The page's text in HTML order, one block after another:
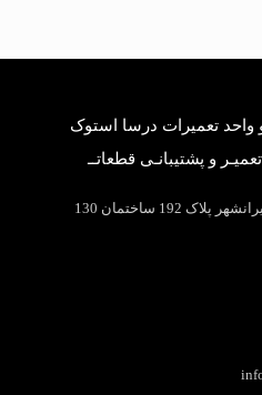
واحد تعمیرات درسا استوک
و پشتیبانـی قطعاتــ
تهران خیابان سمیه نرسیده به ایرانشهر پلاک 192 ساختمان 130